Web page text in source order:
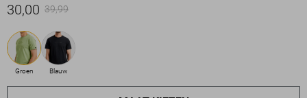
30,00 39,99
Groen Blauw